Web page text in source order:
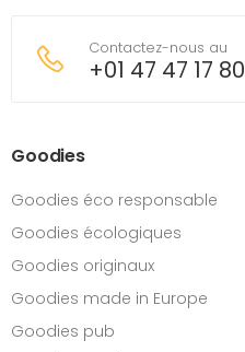
Contactez-nous au
+01 47 47 17 80
Goodies
Goodies éco responsable
Goodies écologiques
Goodies originaux
Goodies made in Europe
Goodies pub